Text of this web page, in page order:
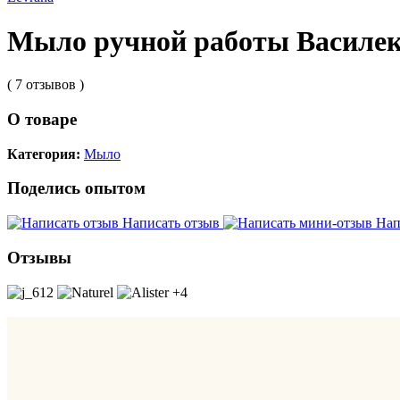
Мыло ручной работы
( 7 отзывов )
О товаре
Категория: Мыло
Поделись опытом
Написать отзыв
Отзывы
+4